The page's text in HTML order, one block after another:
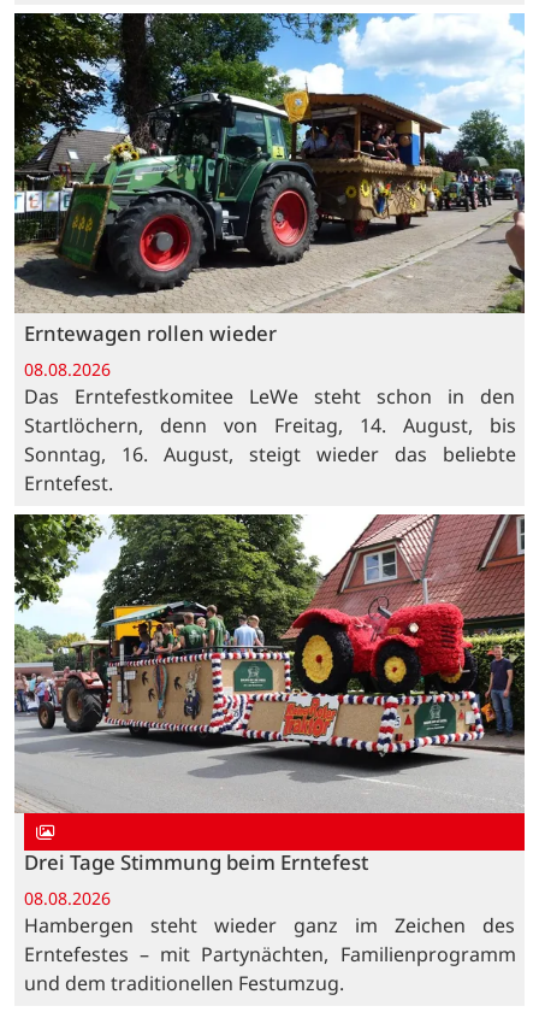
Erntewagen rollen wieder
08.08.2026
Das Erntefestkomitee LeWe steht schon in den
Startlöchern, denn von Freitag, 14. August, bis
Sonntag, 16. August, steigt wieder das beliebte
Erntefest.
Drei Tage Stimmung beim Erntefest
08.08.2026
Hambergen steht wieder ganz im Zeichen des
Erntefestes – mit Partynächten, Familienprogramm
und dem traditionellen Festumzug.